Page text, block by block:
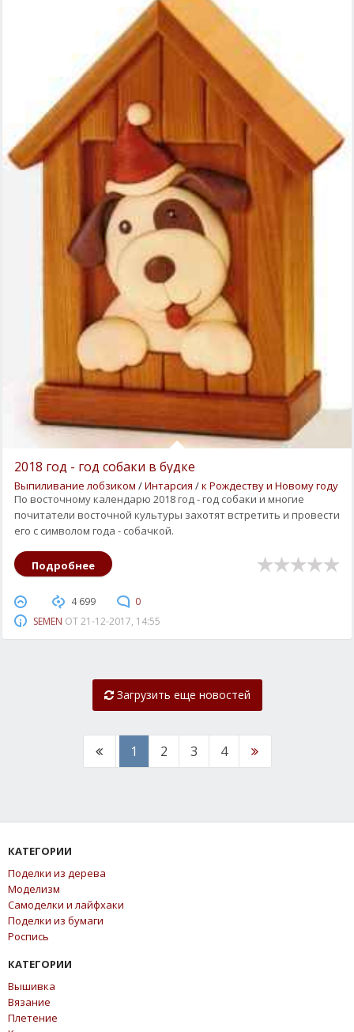
2018 год - год собаки в будке
Выпиливание лобзиком /Интарсия /к Рождеству и Новому году
По восточному календарю 2018 год - год собаки и многие
почитатели восточной культуры захотят встретить и провести
его с символом года - собачкой.
Подробнее
4 699
0
SEMEN ОТ21-12-2017, 14:55
Загрузить еще новостей
1 2 3 4
КАТЕГОРИИ
Поделки из дерева
Моделизм
Самоделки и лайфхаки
Поделки из бумаги
Роспись
КАТЕГОРИИ
Вышивка
Вязание
Плетение